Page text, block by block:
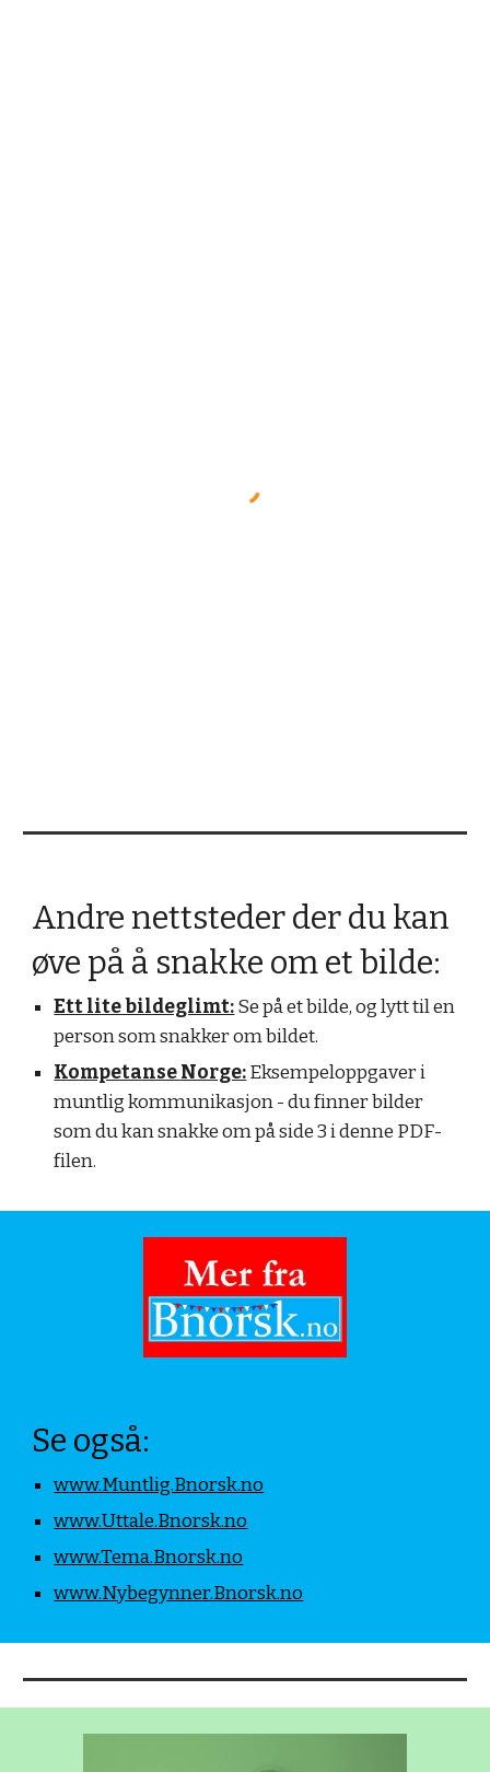
Andre nettsteder der du kan
øve på å snakke om et bilde:
Ett lite bildeglimt:Se på et bilde, og lytt til en
person somsnakkerom bildet.
Kompetanse Norge:Eksempeloppgaver i
muntlig kommunikasjon - du finner bilder
som du kan snakke om på side 3 i denne PDF-
filen.
Se også:
www.Muntlig.Bnorsk.no
www.Uttale.Bnorsk.no
www.Tema.Bnorsk.no
www.Nybegynner.Bnorsk.no